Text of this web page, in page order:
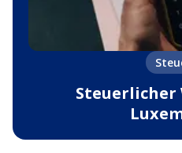
Steuerlicher